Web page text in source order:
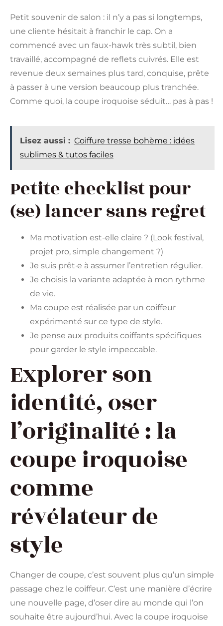
Petit souvenir de salon : il n’y a pas si longtemps,
une cliente hésitait à franchir le cap. On a
commencé avec un faux-hawk très subtil, bien
travaillé, accompagné de reflets cuivrés. Elle est
revenue deux semaines plus tard, conquise, prête
à passer à une version beaucoup plus tranchée.
Comme quoi, la coupe iroquoise séduit… pas à pas !
Lisez aussi : Coiffure tresse bohème : idées
sublimes & tutos faciles
Petite checklist pour
(se) lancer sans regret
Ma motivation est-elle claire ? (Look festival,
projet pro, simple changement ?)
Je suis prêt·e à assumer l’entretien régulier.
Je choisis la variante adaptée à mon rythme
de vie.
Ma coupe est réalisée par un coiffeur
expérimenté sur ce type de style.
Je pense aux produits coiffants spécifiques
pour garder le style impeccable.
Explorer son
identité, oser
l’originalité : la
coupe iroquoise
comme
révélateur de
style
Changer de coupe, c’est souvent plus qu’un simple
passage chez le coiffeur. C’est une manière d’écrire
une nouvelle page, d’oser dire au monde qui l’on
souhaite être aujourd’hui. Avec la coupe iroquoise